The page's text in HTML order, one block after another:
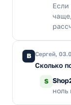
Если
В Сергей,
Сколько
S
ноль